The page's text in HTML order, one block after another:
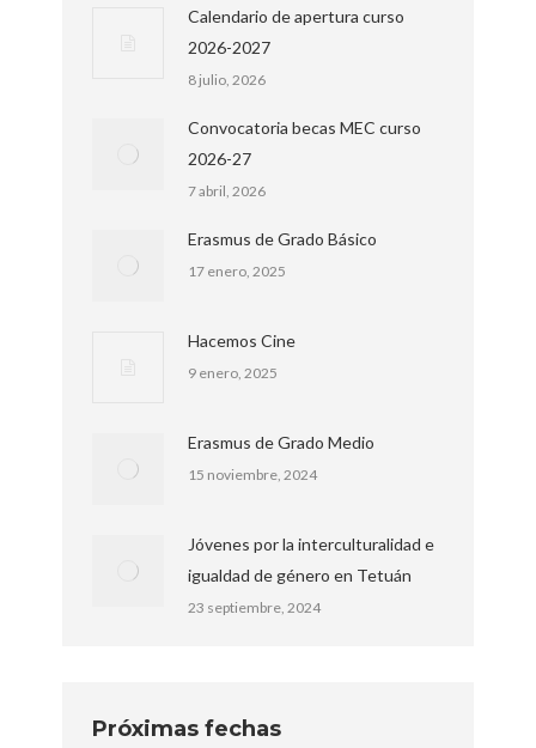
Calendario de apertura curso
2026-2027
8 julio, 2026
Convocatoria becas MEC curso
2026-27
7 abril, 2026
Erasmus de Grado Básico
17 enero, 2025
Hacemos Cine
9 enero, 2025
Erasmus de Grado Medio
15 noviembre, 2024
Jóvenes por la interculturalidad e
igualdad de género en Tetuán
23 septiembre, 2024
Próximas fechas